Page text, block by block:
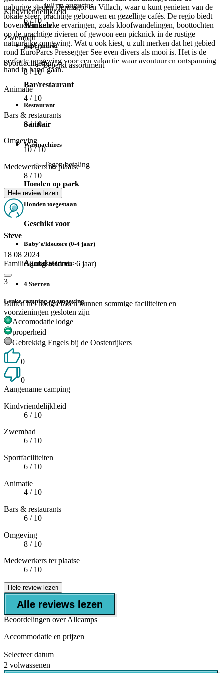
naburige steden Hermagor en Villach, waar u kunt genieten van de
lokale sfeer, prachtige gebouwen en gezellige cafés. De regio biedt
bovendien unieke ervaringen, zoals kloofwandelingen, boottochten
op de prachtige rivieren of gewoon een picknick in de rustige
natuurlijke omgeving. Wat u ook kiest, u zult merken dat het gebied
rond EuroParcs Pressegger See even divers als mooi is. Het is de
perfecte omgeving voor een vakantie waar avontuur en ontspanning
hand in hand gaan.
Juli en augustus
Winkels
Supermarkt
beperkt assortiment
Bar/restaurant
Restaurant
Sanitair
Wasmachines
Tegen betaling
Honden op park
Honden toegestaan
Geschikt voor
Baby's/kleuters (0-4 jaar)
Aantal sterren
4 Sterren
Buiten het hoogseizoen kunnen sommige faciliteiten en
voorzieningen gesloten zijn
Kindvriendelijkheid
6/ 10
Zwembad
8/ 10
Sportfaciliteiten
8/ 10
Animatie
4 / 10
Bars & restaurants
8/ 10
Omgeving
10/ 10
Medewerkers ter plaatse
8 / 10
Hele review lezen
Steve
18 08 2024
Familie (jongste kind >6 jaar)
3
Leuke camping en omgeving
Accomodatie lodge
properheid
Gebrekkig Engels bij de Oostenrijkers
0
0
Aangename camping
Kindvriendelijkheid
6 / 10
Zwembad
6 / 10
Sportfaciliteiten
6 / 10
Animatie
4 / 10
Bars & restaurants
6 / 10
Omgeving
8 / 10
Medewerkers ter plaatse
6 / 10
Hele review lezen
Alle reviews lezen
Beoordelingen over Allcamps
Accommodatie en prijzen
Selecteer datum
2 volwassenen